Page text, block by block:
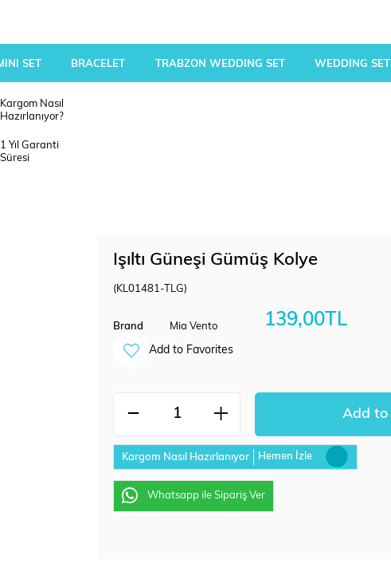
SET BRACELET TRABZON WEDDING SET WEDDING SET
Kargom Nasıl
Hazırlanıyor?
1 Yıl Garanti
Süresi
Işıltı Güneşi Gümüş Kolye
(KL01481-TLG)
Brand Mia Vento 139,00TL
Add to Favorites
Kargom Nasıl Hazırlanıyor Hemen İzle
Whatsapp ile Sipariş Ver